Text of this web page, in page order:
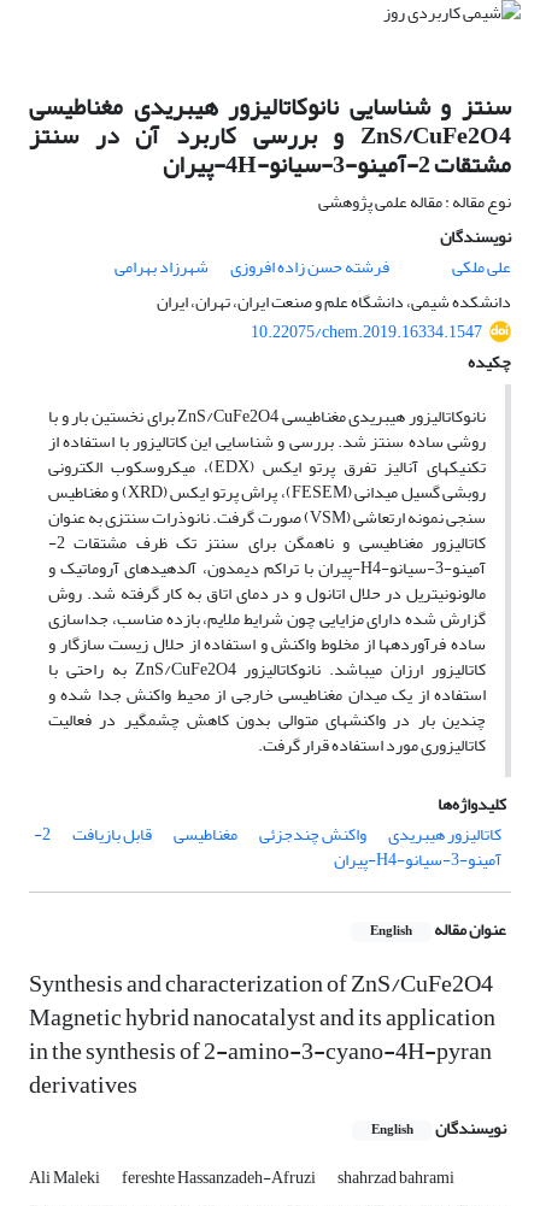
سنتز و شناسایی نانوکاتالیزور هیبریدی مغناطیسی
ZnS/CuFe2O4 و بررسی کاربرد آن در سنتز
مشتقات 2-آمینو-3-سیانو-4H-پیران
نوع مقاله : مقاله علمی پژوهشی
نویسندگان
علی ملکی
فرشته حسن زاده افروزی
شهرزاد بهرامی
دانشکده شیمی، دانشگاه علم و صنعت ایران، تهران، ایران
10.22075/chem.2019.16334.1547
چکیده
نانوکاتالیزور هیبریدی مغناطیسی ZnS/CuFe2O4 برای نخستین بار و با
روشی ساده سنتز شد. بررسی و شناسایی این کاتالیزور با استفاده از
تکنیک‏های آنالیز تفرق پرتو ایکس (EDX)، میکروسکوب الکترونی
روبشی گسیل میدانی (FESEM)، پراش پرتو ایکس (XRD) و مغناطیس
سنجی نمونه ارتعاشی (VSM) صورت گرفت. نانوذرات سنتزی به عنوان
کاتالیزور مغناطیسی و ناهمگن برای سنتز تک ظرف مشتقات 2-
آمینو-3-سیانو-H4-پیران با تراکم دیمدون، آلدهیدهای آروماتیک و
مالونونیتریل در حلال اتانول و در دمای اتاق به کار گرفته شد. روش
گزارش شده دارای مزایایی چون شرایط ملایم، بازده مناسب، جداسازی
ساده فرآورده‏ها از مخلوط واکنش و استفاده از حلال زیست سازگار و
کاتالیزور ارزان می‏باشد. نانوکاتالیزور ZnS/CuFe2O4 به راحتی با
استفاده از یک میدان مغناطیسی خارجی از محیط واکنش جدا شده و
چندین بار در واکنش‏های متوالی بدون کاهش چشمگیر در فعالیت
کاتالیزوری مورد استفاده قرار گرفت.
کلیدواژه‌ها
کاتالیزور هیبریدی
واکنش چندجزئی مغناطیسی قابل بازیافت 2-
آمینو-3-سیانو-H4-پیران
عنوان مقاله English
Synthesis and characterization of ZnS/CuFe2O4
Magnetic hybrid nanocatalyst and its application
in the synthesis of 2-amino-3-cyano-4H-pyran
derivatives
نویسندگان English
Ali Maleki fereshte Hassanzadeh-Afruzi
shahrzad bahrami